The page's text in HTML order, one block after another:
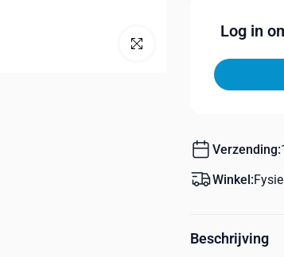
Klik om te vergroten
Log in
Verzending:
Winkel:
Beschrijving